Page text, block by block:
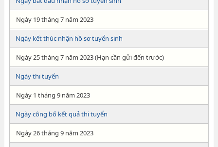
Ngày 19 tháng 7 năm 2023
Ngày kết thúc nhận hồ sơ tuyển sinh
Ngày 25 tháng 7 năm 2023 (Hạn cần gửi đến trước)
Ngày thi tuyển
Ngày 1 tháng 9 năm 2023
Ngày công bố kết quả thi tuyển
Ngày 26 tháng 9 năm 2023